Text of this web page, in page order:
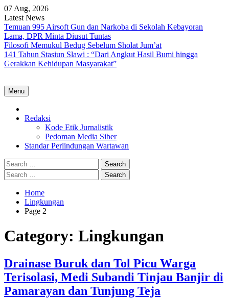
Skip
to
content
07 Aug, 2026
Latest News
Temuan 995 Airsoft Gun dan Narkoba di Sekolah Kebayoran
Lama, DPR Minta Diusut Tuntas
Filosofi Memukul Bedug Sebelum Sholat Jum’at
141 Tahun Stasiun Slawi : “Dari Angkut Hasil Bumi hingga
Gerakkan Kehidupan Masyarakat”
Menu
Redaksi
Kode Etik Jurnalistik
Pedoman Media Siber
Standar Perlindungan Wartawan
Search
for:
Search
for:
Home
Lingkungan
Page 2
Category: Lingkungan
Drainase Buruk dan Tol Picu Warga
Terisolasi, Medi Subandi Tinjau Banjir di
Pamarayan dan Tunjung Teja